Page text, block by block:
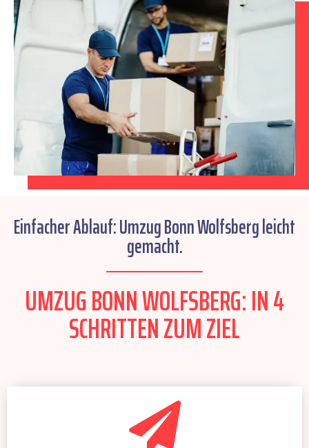
Einfacher Ablauf: Umzug Bonn Wolfsberg leicht
gemacht.
UMZUG BONN WOLFSBERG: IN 4
SCHRITTEN ZUM ZIEL